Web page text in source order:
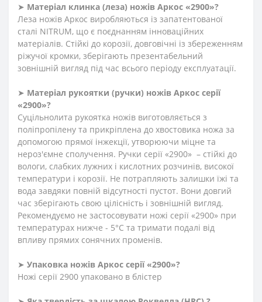
➤ Матеріал клинка (леза) ножів Аркос «2900»?
Леза ножів Аркос виробляються із запатентованої
сталі NITRUM, що є поєднанням інноваційних
матеріалів. Стійкі до корозії, довговічні із збереженням
ріжучої кромки, зберігають презентабельний
зовнішній вигляд під час всього періоду експлуатації.
➤ Матеріал рукоятки (ручки) ножів Аркос серії
«2900»?
Суцільнолита рукоятка ножів виготовляється з
поліпропілену та прикріплена до хвостовика ножа за
допомогою прямої інжекції, утворюючи міцне та
нероз'ємне сполучення. Ручки серії «2900» – стійкі до
вологи, слабких лужних і кислотних розчинів, високої
температури і корозії. Не потрапляють залишки їжі та
вода завдяки повній відсутності пустот. Вони довгий
час зберігають свою цілісність і зовнішній вигляд.
Рекомендуємо не застосовувати ножі серії «2900» при
температурах нижче - 5°С та тримати подалі від
впливу прямих сонячних променів.
➤ Упаковка ножів Аркос серії «2900»?
Ножі серії 2900 упаковано в блістер